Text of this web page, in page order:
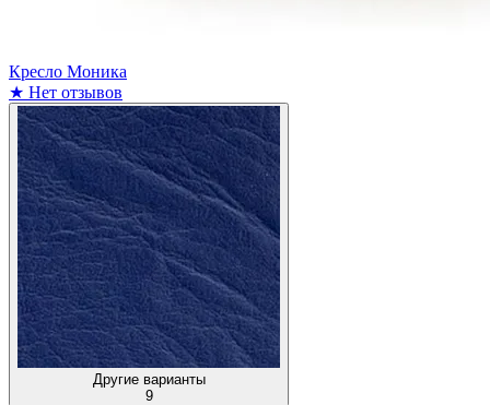
Кресло Моника
★ Нет отзывов
Другие варианты
9